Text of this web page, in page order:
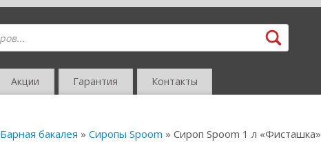
Акции Гарантия Контакты
Барная бакалея » Сиропы Spoom » Сироп Spoom 1 л «Фисташка»